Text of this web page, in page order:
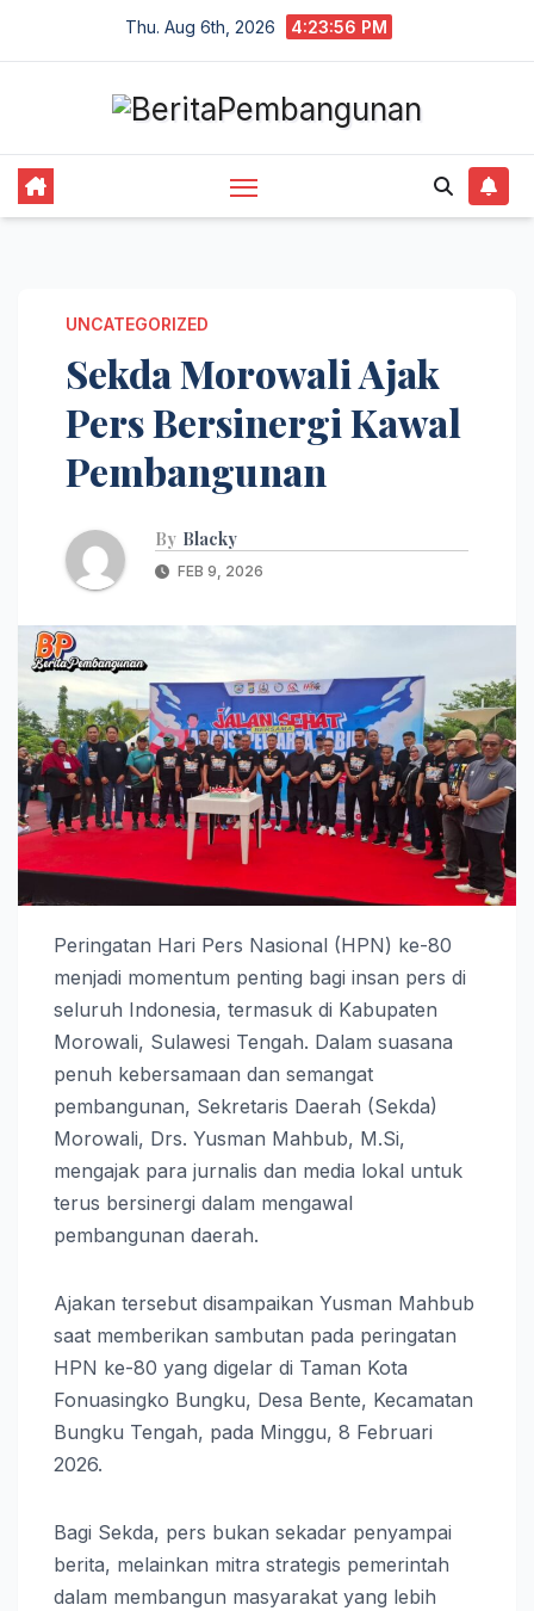
Thu. Aug 6th, 2026 4:23:56 PM
UNCATEGORIZED
Sekda Morowali Ajak
Pers Bersinergi Kawal
Pembangunan
By Blacky
FEB 9, 2026
Peringatan Hari Pers Nasional (HPN) ke-80
menjadi momentum penting bagi insan pers di
seluruh Indonesia, termasuk di Kabupaten
Morowali, Sulawesi Tengah. Dalam suasana
penuh kebersamaan dan semangat
pembangunan, Sekretaris Daerah (Sekda)
Morowali, Drs. Yusman Mahbub, M.Si,
mengajak para jurnalis dan media lokal untuk
terus bersinergi dalam mengawal
pembangunan daerah.
Ajakan tersebut disampaikan Yusman Mahbub
saat memberikan sambutan pada peringatan
HPN ke-80 yang digelar di Taman Kota
Fonuasingko Bungku, Desa Bente, Kecamatan
Bungku Tengah, pada Minggu, 8 Februari
2026.
Bagi Sekda, pers bukan sekadar penyampai
berita, melainkan mitra strategis pemerintah
dalam membangun masyarakat yang lebih